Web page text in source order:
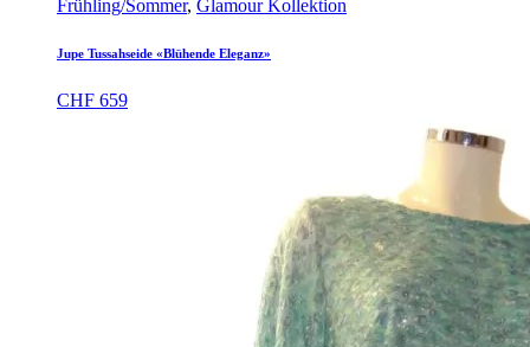
Frühling/Sommer, Glamour Kollektion
Jupe Tussahseide «Blühende Eleganz»
CHF 659